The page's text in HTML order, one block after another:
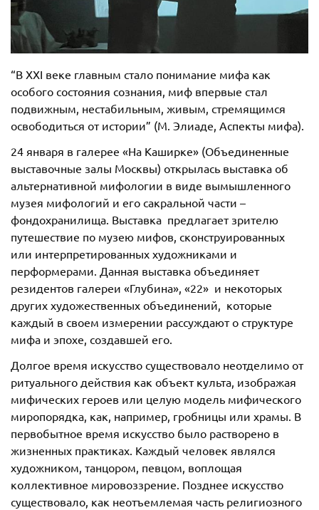
“В ХХI веке главным стало понимание мифа как
особого состояния сознания, миф впервые стал
подвижным, нестабильным, живым, стремящимся
освободиться от истории” (М. Элиаде, Аспекты мифа).
24 января в галерее «На Каширке» (Объединенные
выставочные залы Москвы) открылась выставка об
альтернативной мифологии в виде вымышленного
музея мифологий и его сакральной части –
фондохранилища. Выставка предлагает зрителю
путешествие по музею мифов, сконструированных
или интерпретированных художниками и
перформерами. Данная выставка объединяет
резидентов галереи «Глубина», «22» и некоторых
других художественных объединений, которые
каждый в своем измерении рассуждают о структуре
мифа и эпохе, создавшей его.
Долгое время искусство существовало неотделимо от
ритуального действия как объект культа, изображая
мифических героев или целую модель мифического
миропорядка, как, например, гробницы или храмы. В
первобытное время искусство было растворено в
жизненных практиках. Каждый человек являлся
художником, танцором, певцом, воплощая
коллективное мировоззрение. Позднее искусство
существовало, как неотъемлемая часть религиозного